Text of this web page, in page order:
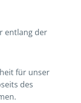
entlang der
für unser
des